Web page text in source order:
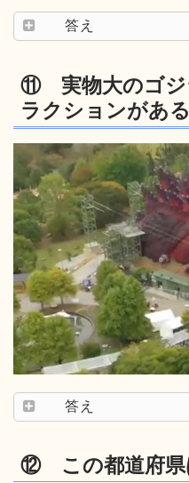
答え
⑪ 実物大のゴジ
ラクションがあ
答え
⑫ この都道府県